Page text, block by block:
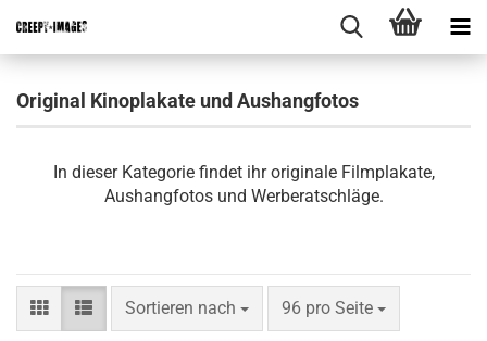
Original Kinoplakate und Aushangfotos
In dieser Kategorie findet ihr originale Filmplakate,
Aushangfotos und Werberatschläge.
Sortieren nach
Sortieren nach 96 pro Seite
pro Seite